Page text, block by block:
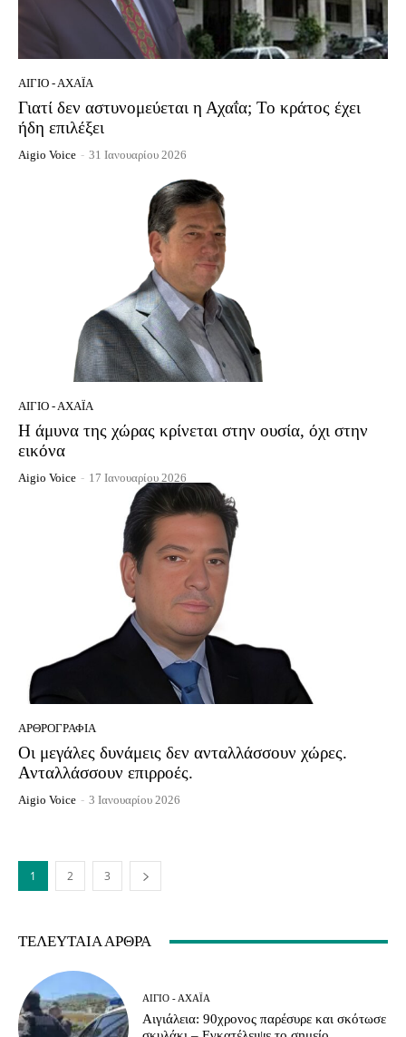
ΑΊΓΙΟ - ΑΧΑΪ́Α
Γιατί δεν αστυνομεύεται η Αχαΐα; Το κράτος έχει
ήδη επιλέξει
Aigio Voice - 31 Ιανουαρίου 2026
ΑΊΓΙΟ - ΑΧΑΪ́Α
Η άμυνα της χώρας κρίνεται στην ουσία, όχι στην
εικόνα
Aigio Voice - 17 Ιανουαρίου 2026
ΑΡΘΡΟΓΡΑΦΊΑ
Οι μεγάλες δυνάμεις δεν ανταλλάσσουν χώρες.
Ανταλλάσσουν επιρροές.
Aigio Voice - 3 Ιανουαρίου 2026
1 2 3
ΤΕΛΕΥΤΑΊΑ ΆΡΘΡΑ
ΑΊΓΙΟ - ΑΧΑΪ́Α
Αιγιάλεια: 90χρονος παρέσυρε και σκότωσε